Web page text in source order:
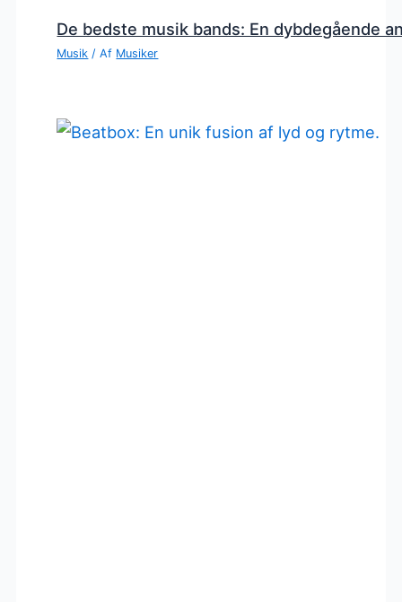
De bedste musik bands: En dybdegående
Musik / Af Musiker